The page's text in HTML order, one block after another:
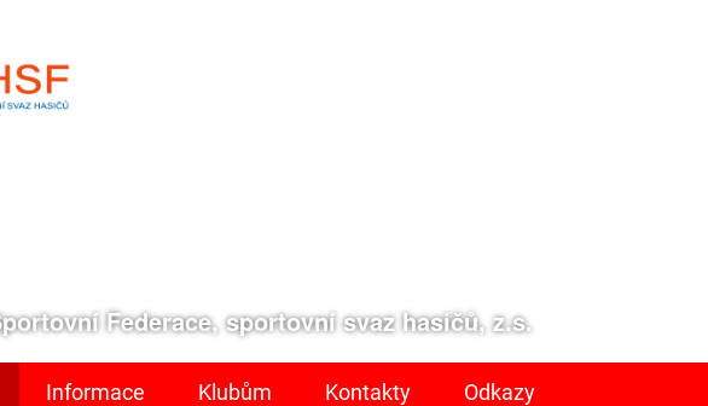
Federace, sportovní svaz hasičů, z.s.
Informace Klubům Kontakty Odkazy